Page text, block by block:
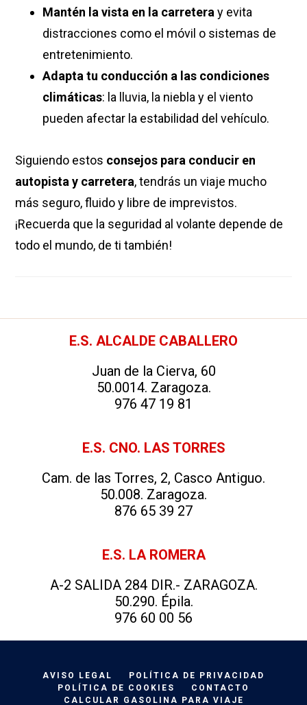
Mantén la vista en la carretera y evita
distracciones como el móvil o sistemas de
entretenimiento.
Adapta tu conducción a las condiciones
climáticas: la lluvia, la niebla y el viento
pueden afectar la estabilidad del vehículo.
Siguiendo estos consejos para conducir en
autopista y carretera, tendrás un viaje mucho
más seguro, fluido y libre de imprevistos.
¡Recuerda que la seguridad al volante depende de
todo el mundo, de ti también!
FooterE.S. ALCALDE CABALLERO
Juan de la Cierva, 60
50.0014. Zaragoza.
976 47 19 81
E.S. CNO. LAS TORRES
Cam. de las Torres, 2, Casco Antiguo.
50.008. Zaragoza.
876 65 39 27
E.S. LA ROMERA
A-2 SALIDA 284 DIR.- ZARAGOZA.
50.290. Épila.
976 60 00 56
AVISO LEGAL
POLÍTICA DE PRIVACIDAD
POLÍTICA DE COOKIES
CONTACTO
CALCULAR GASOLINA PARA VIAJE